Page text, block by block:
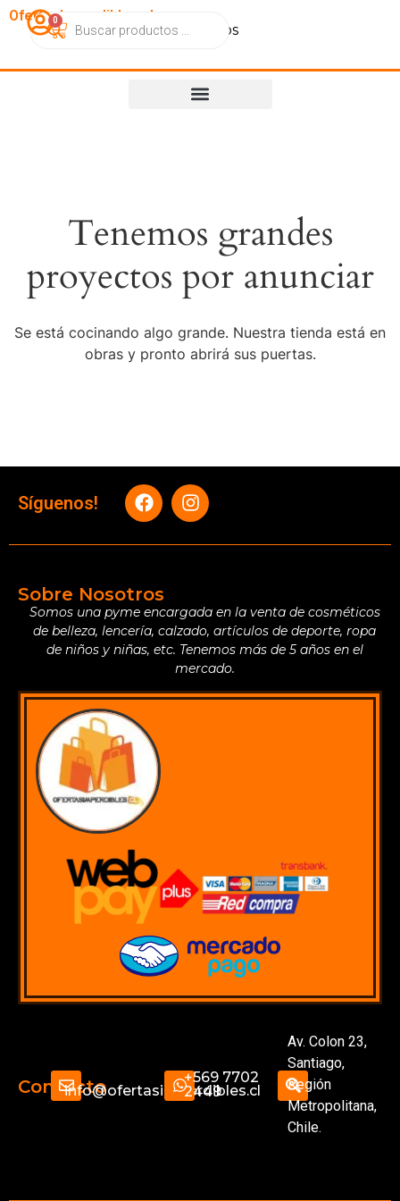
OfertasImperdibles.cl
CatálogoContactoNosotros
0
Tenemos grandes
proyectos por anunciar
Se está cocinando algo grande. Nuestra tienda está en
obras y pronto abrirá sus puertas.
Síguenos!
Sobre Nosotros
Somos una pyme encargada en la venta de cosméticos
de belleza, lencería, calzado, artículos de deporte, ropa
de niños y niñas, etc. Tenemos más de 5 años en el
mercado.
Contactoinfo@ofertasimperdibles.cl
+569 7702
2449
Av. Colon 23,
Santiago,
Región
Metropolitana,
Chile.